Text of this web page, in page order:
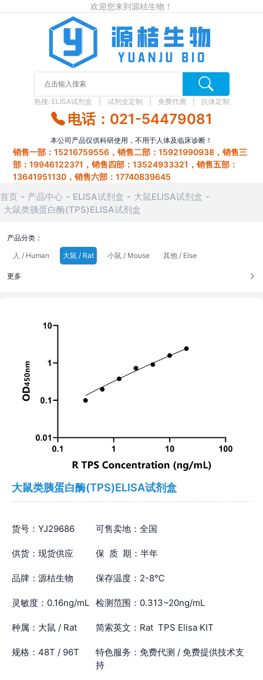
欢迎您来到源桔生物！
热搜: ELISA试剂盒 试剂盒定制 免费代测 抗体定制
电话：021-54479081
本公司产品仅供科研使用，不用于人体及临床诊断！
销售一部：15216759556，销售二部：15921990938，销售三
部：19946122371，销售四部：13524933321，销售五部：
13641951130，销售六部：17740839645
首页 产品中心 ELISA试剂盒
大鼠ELISA试剂盒
大鼠类胰蛋白酶(TPS)ELISA试剂盒
产品分类：
人 / Human
大鼠 / Rat 小鼠 / Mouse 其他 / Else
更多
大鼠类胰蛋白酶(TPS)ELISA试剂盒
货号：YJ29686 可售卖地：全国
供货：现货供应 保 质 期：半年
品牌：源桔生物 保存温度：2-8℃
灵敏度：0.16ng/mL 检测范围：0.313~20ng/mL
种属：大鼠 / Rat 简索英文：Rat TPS Elisa KIT
规格：48T / 96T
特色服务：免费代测 / 免费提供技术支
持